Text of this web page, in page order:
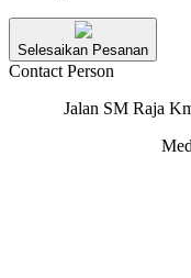
Selesaikan Pesanan
Contact Person
Jalan SM Raja